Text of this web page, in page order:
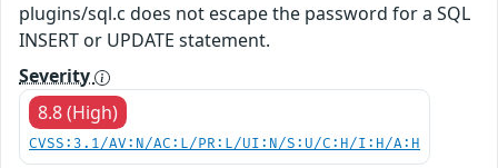
plugins/sql.c does not escape the password for a SQL
INSERT or UPDATE statement.
Severity
8.8 (High)
CVSS:3.1/AV:N/AC:L/PR:L/UI:N/S:U/C:H/I:H/A:H